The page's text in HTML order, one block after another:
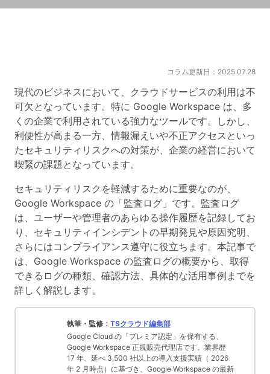
コラム更新日：2025.07.28
現代のビジネスにおいて、クラウドサービスの利用は不
可欠となっています。特に Google Workspace は、多
くの企業で利用されている強力なツールです。しかし、
利便性が高まる一方、情報漏えいや不正アクセスといっ
たセキュリティリスクへの対策が、企業の経営において
喫緊の課題となっています。
セキュリティリスクを軽減するために重要なのが、
Google Workspace の「監査ログ」です。監査ログ
は、ユーザーや管理者のあらゆる操作履歴を記録してお
り、セキュリティインシデントの早期発見や原因究明、
さらにはコンプライアンス遵守に役立ちます。本記事で
は、Google Workspace の監査ログの概要から、取得
できるログの種類、確認方法、具体的な活用事例までを
詳しく解説します。
執筆・監修： TSクラウド編集部
Google Cloud の「プレミア認定」を保有する、
Google Workspace 正規販売代理店です。業界歴
17 年、延べ 3,500 社以上の導入支援実績（ 2026
年 2 月時点）に基づき、Google Workspace の最新